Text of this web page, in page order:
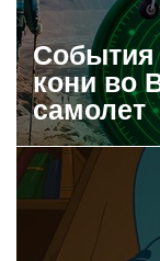
События
кони во
самолет